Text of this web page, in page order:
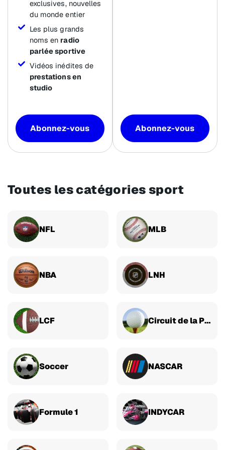
exclusives, nouvelles
du monde entier
Les plus grands
noms en radio
parlée sportive
Vidéos inédites de
prestations en
studio
Abonnez-vous Abonnez-vous
Toutes les catégories sport
NFL MLB
NBA LNH
LCF Circuit de la PGA
Soccer NASCAR
Formule 1 INDYCAR